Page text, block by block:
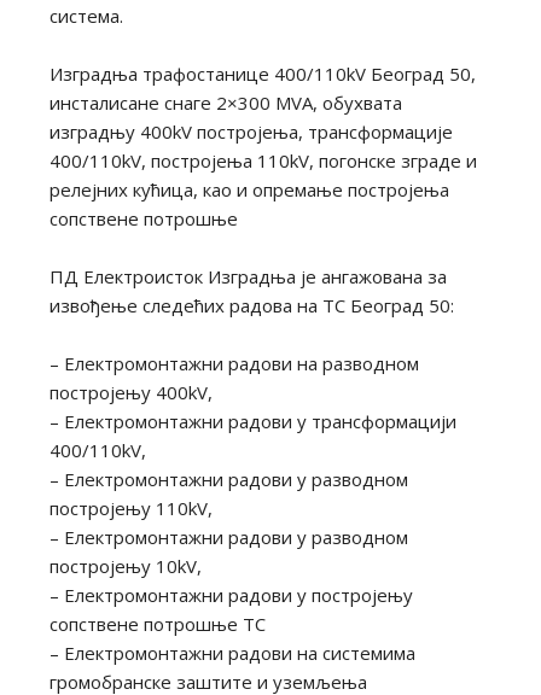
система.
Изградња трафостанице 400/110kV Београд 50,
инсталисане снаге 2×300 MVA, обухвата
изградњу 400kV постројења, трансформације
400/110kV, постројења 110kV, погонске зграде и
релејних кућица, као и опремање постројења
сопствене потрошње
ПД Електроисток Изградња је ангажована за
извођење следећих радова на ТС Београд 50:
– Електромонтажни радови на разводном
постројењу 400kV,
– Електромонтажни радови у трансформацији
400/110kV,
– Електромонтажни радови у разводном
постројењу 110kV,
– Електромонтажни радови у разводном
постројењу 10kV,
– Електромонтажни радови у постројењу
сопствене потрошње ТС
– Електромонтажни радови на системима
громобранске заштите и уземљења